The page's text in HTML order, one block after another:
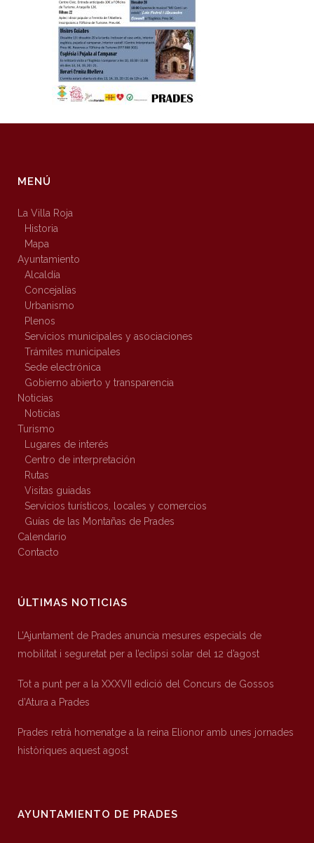
MENÚ
La Villa Roja
Historia
Mapa
Ayuntamiento
Alcaldía
Concejalías
Urbanismo
Plenos
Servicios municipales y asociaciones
Trámites municipales
Sede electrónica
Gobierno abierto y transparencia
Noticias
Noticias
Turismo
Lugares de interés
Centro de interpretación
Rutas
Visitas guiadas
Servicios turísticos, locales y comercios
Guías de las Montañas de Prades
Calendario
Contacto
ÚLTIMAS NOTICIAS
L’Ajuntament de Prades anuncia mesures especials de
mobilitat i seguretat per a l’eclipsi solar del 12 d’agost
Tot a punt per a la XXXVII edició del Concurs de Gossos
d’Atura a Prades
Prades retrà homenatge a la reina Elionor amb unes jornades
històriques aquest agost
AYUNTAMIENTO DE PRADES